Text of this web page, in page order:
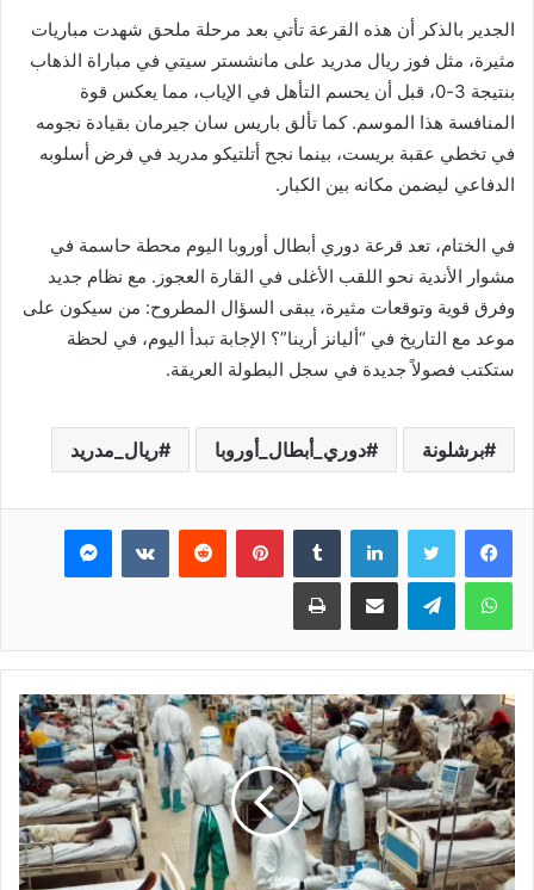
الجدير بالذكر أن هذه القرعة تأتي بعد مرحلة ملحق شهدت مباريات
مثيرة، مثل فوز ريال مدريد على مانشستر سيتي في مباراة الذهاب
بنتيجة 3-0، قبل أن يحسم التأهل في الإياب، مما يعكس قوة
المنافسة هذا الموسم. كما تألق باريس سان جيرمان بقيادة نجومه
في تخطي عقبة بريست، بينما نجح أتلتيكو مدريد في فرض أسلوبه
الدفاعي ليضمن مكانه بين الكبار.
في الختام، تعد قرعة دوري أبطال أوروبا اليوم محطة حاسمة في
مشوار الأندية نحو اللقب الأغلى في القارة العجوز. مع نظام جديد
وفرق قوية وتوقعات مثيرة، يبقى السؤال المطروح: من سيكون على
موعد مع التاريخ في “أليانز أرينا”؟ الإجابة تبدأ اليوم، في لحظة
ستكتب فصولاً جديدة في سجل البطولة العريقة.
برشلونة دوري_أبطال_أوروبا ريال_مدريد
فيسبوك تويتر لينكدإن بينتيريست ماسنجر
واتساب تيلقرام مشاركة عبر البريد طباعة